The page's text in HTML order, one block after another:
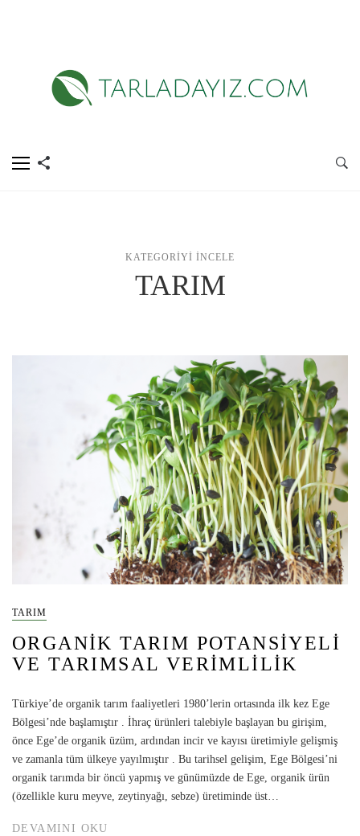
KATEGORIYI İNCELE
TARIM
TARIM
ORGANIK TARIM POTANSIYELI
VE TARIMSAL VERIMLILIK
Türkiye’de organik tarım faaliyetleri 1980’lerin ortasında ilk kez Ege
Bölgesi’nde başlamıştır . İhraç ürünleri talebiyle başlayan bu girişim,
önce Ege’de organik üzüm, ardından incir ve kayısı üretimiyle gelişmiş
ve zamanla tüm ülkeye yayılmıştır . Bu tarihsel gelişim, Ege Bölgesi’ni
organik tarımda bir öncü yapmış ve günümüzde de Ege, organik ürün
(özellikle kuru meyve, zeytinyağı, sebze) üretiminde üst…
DEVAMINI OKU